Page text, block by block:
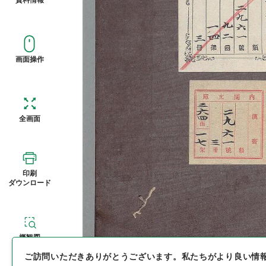
画面操作
全画面
印刷
ダウンロード
概観図
ご訪問いただきありがとうございます。 私たちがより良い情